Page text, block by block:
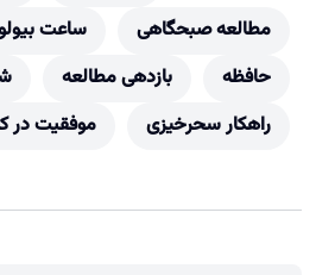
مطالعه صبحگاهی
ساعت
حافظه
بازدهی مطالعه
راهکار سحرخیزی
موفقیت در